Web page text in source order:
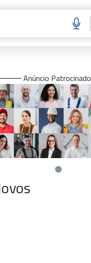
Anúncio Patrocinado